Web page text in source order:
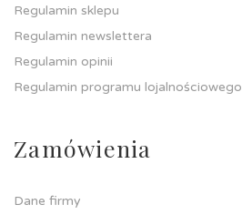
Regulamin sklepu
Regulamin newslettera
Regulamin opinii
Regulamin programu lojalnościowego
Zamówienia
Dane firmy